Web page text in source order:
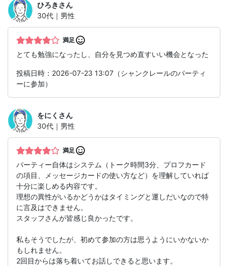
ひろきさん
30代｜男性
満足
とても勉強になったし、自分を見つめ直すいい機会となった
投稿日時：2026-07-23 13:07（シャンクレールのパーティ
ーに参加）
をにく さん
30代｜男性
満足
パーティー自体はシステム（トーク時間3分、プロフカード
の項目、メッセージカードの使い方など）を理解していれば
十分に楽しめる内容です。
理想の異性がいるかどうかはタイミングと運しだいなので特
に言及はできません。
スタッフさんが皆感じ良かったです。
私もそうでしたが、初めて参加の方は思うようにいかないか
もしれません。
2回目からは落ち着いてお話しできると思います。